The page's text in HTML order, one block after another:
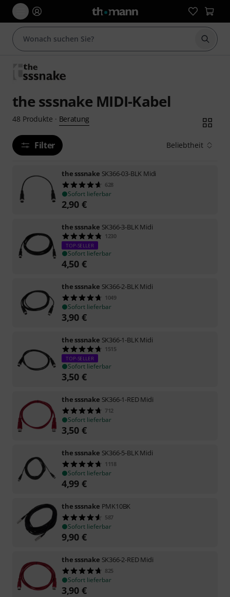
Suche
the sssnake MIDI-Kabel
48 Produkte · Beratung
Filter Beliebtheit
the sssnake SK366-03-BLK Midi
628
Sofort lieferbar
2,90 €
the sssnake SK366-3-BLK Midi
1230
TOP-SELLER
Sofort lieferbar
4,50 €
the sssnake SK366-2-BLK Midi
1049
Sofort lieferbar
3,90 €
the sssnake SK366-1-BLK Midi
1515
TOP-SELLER
Sofort lieferbar
3,50 €
the sssnake SK366-1-RED Midi
712
Sofort lieferbar
3,50 €
the sssnake SK366-5-BLK Midi
1118
Sofort lieferbar
4,99 €
the sssnake PMK10BK
587
Sofort lieferbar
9,90 €
the sssnake SK366-2-RED Midi
825
Sofort lieferbar
3,90 €